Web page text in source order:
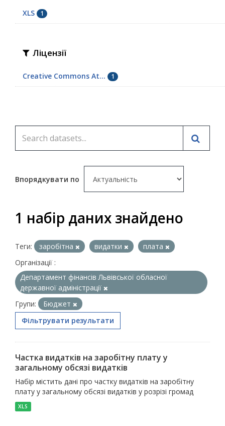
XLS 1
Ліцензії
Creative Commons At... 1
Впорядкувати по
1 набір даних знайдено
Теги: заробітна видатки
плата
Організації :
Департамент фінансів Львівської обласної
державної адміністрації
Групи:
Бюджет
Фільтрувати результати
Частка видатків на заробітну плату у
загальному обсязі видатків
Набір містить дані про частку видатків на заробітну
плату у загальному обсязі видатків у розрізі громад
XLS